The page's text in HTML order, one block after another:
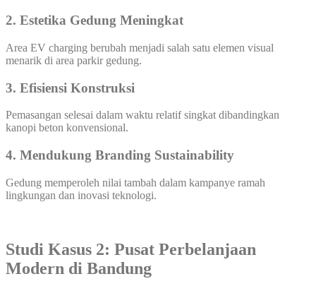
2. Estetika Gedung Meningkat
Area EV charging berubah menjadi salah satu elemen visual
menarik di area parkir gedung.
3. Efisiensi Konstruksi
Pemasangan selesai dalam waktu relatif singkat dibandingkan
kanopi beton konvensional.
4. Mendukung Branding Sustainability
Gedung memperoleh nilai tambah dalam kampanye ramah
lingkungan dan inovasi teknologi.
Studi Kasus 2: Pusat Perbelanjaan
Modern di Bandung